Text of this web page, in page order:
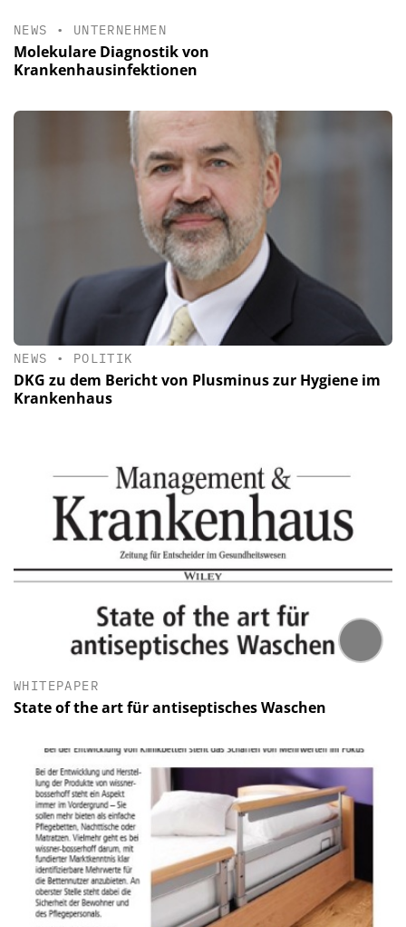
NEWS • UNTERNEHMEN
Molekulare Diagnostik von
Krankenhausinfektionen
NEWS • POLITIK
DKG zu dem Bericht von Plusminus zur Hygiene im
Krankenhaus
WHITEPAPER
State of the art für antiseptisches Waschen